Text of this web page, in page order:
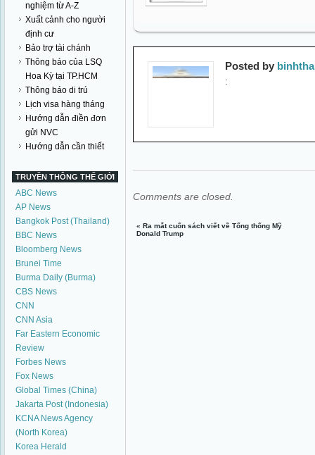
nghiệm từ A-Z
Xuất cảnh cho người
định cư
Bảo trợ tài chánh
Thông báo của LSQ
Hoa Kỳ tại TP.HCM
Thông báo di trú
Lịch visa hàng tháng
Hướng dẫn điền đơn
gửi NVC
Hướng dẫn cần thiết
TRUYỀN THÔNG THẾ GIỚI
ABC News
AP News
Bangkok Post (Thailand)
BBC News
Bloomberg News
Brunei Time
Burma Daily (Burma)
CBS News
CNN
CNN Asia
Far Eastern Economic
Review
Forbes News
Fox News
Global Times (China)
Jakarta Post (Indonesia)
KCNA News Agency
(North Korea)
Korea Herald
Posted by
:
Comments are closed.
«Ra mắt cuốn sách viết về Tổng thống Mỹ
Donald Trump